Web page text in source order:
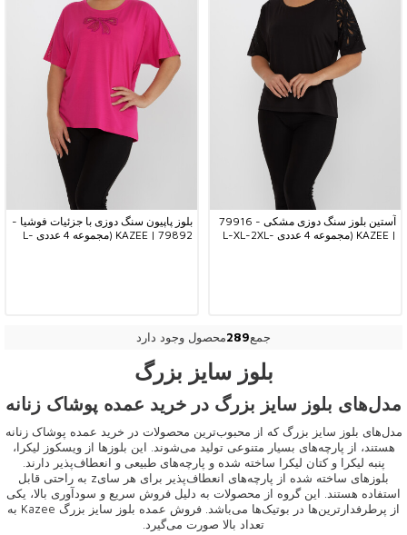
آستین بلوز سنگ دوزی مشکی - 79916
| KAZEE (مجموعه 4 عددی L-XL-2XL-
بلوز پاپیون سنگ دوزی با جزئیات فوشیا -
79892 | KAZEE (مجموعه 4 عددی L-
جمع289محصول وجود دارد
بلوز سایز بزرگ
مدل‌های بلوز سایز بزرگ در خرید عمده پوشاک زنانه
مدل‌های بلوز سایز بزرگ که از محبوب‌ترین محصولات در خرید عمده پوشاک زنانه
هستند، از پارچه‌های بسیار متنوعی تولید می‌شوند. این بلوزها از ویسکوز لیکرا،
پنبه لیکرا و کتان لیکرا ساخته شده و پارچه‌های طبیعی و انعطاف‌پذیر دارند.
بلوزهای ساخته شده از پارچه‌های انعطاف‌پذیر برای هر سایz به راحتی قابل
استفاده هستند. این گروه از محصولات به دلیل فروش سریع و سودآوری بالا، یکی
از پرطرفدارترین‌ها در بوتیک‌ها می‌باشد. فروش عمده بلوز سایز بزرگ Kazee
به
تعداد بالا صورت می‌گیرد.